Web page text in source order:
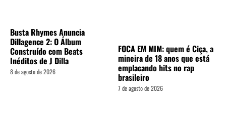
Busta Rhymes Anuncia
Dillagence 2: O Álbum
Construído com Beats
Inéditos de J Dilla
8 de agosto de 2026
FOCA EM MIM: quem é Ciça, a
mineira de 18 anos que está
emplacando hits no rap
brasileiro
7 de agosto de 2026